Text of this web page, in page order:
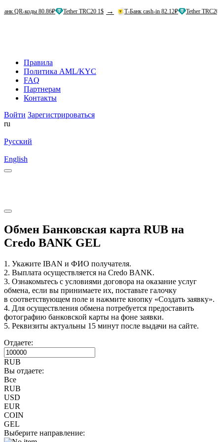
коды 80.86₽ Tether TRC20 1$ → Т-Банк cash-in 82.12₽ Tether TRC20 1$ →
Правила
Политика AML/KYC
FAQ
Партнерам
Контакты
Войти Зарегистрироваться
ru
Русский
English
Обмен Банковская карта RUB на
Credo BANK GEL
1. Укажите IBAN и ФИО получателя.
2. Выплата осуществляется на Credo BANK.
3. Ознакомьтесь с условиями договора на оказание услуг
обмена, если вы принимаете их, поставьте галочку
в соответствующем поле и нажмите кнопку «Создать заявку».
4. Для осуществления обмена потребуется предоставить
фотографию банковской карты на фоне заявки.
5. Реквизиты актуальны 15 минут после выдачи на сайте.
Отдаете:
RUB
Вы отдаете:
Все
RUB
USD
EUR
COIN
GEL
Выберите направление: